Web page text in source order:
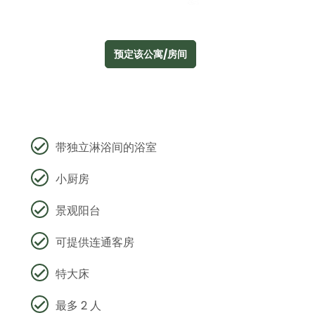
预定该公寓/房间
带独立淋浴间的浴室
小厨房
景观阳台
可提供连通客房
特大床
最多 2 人